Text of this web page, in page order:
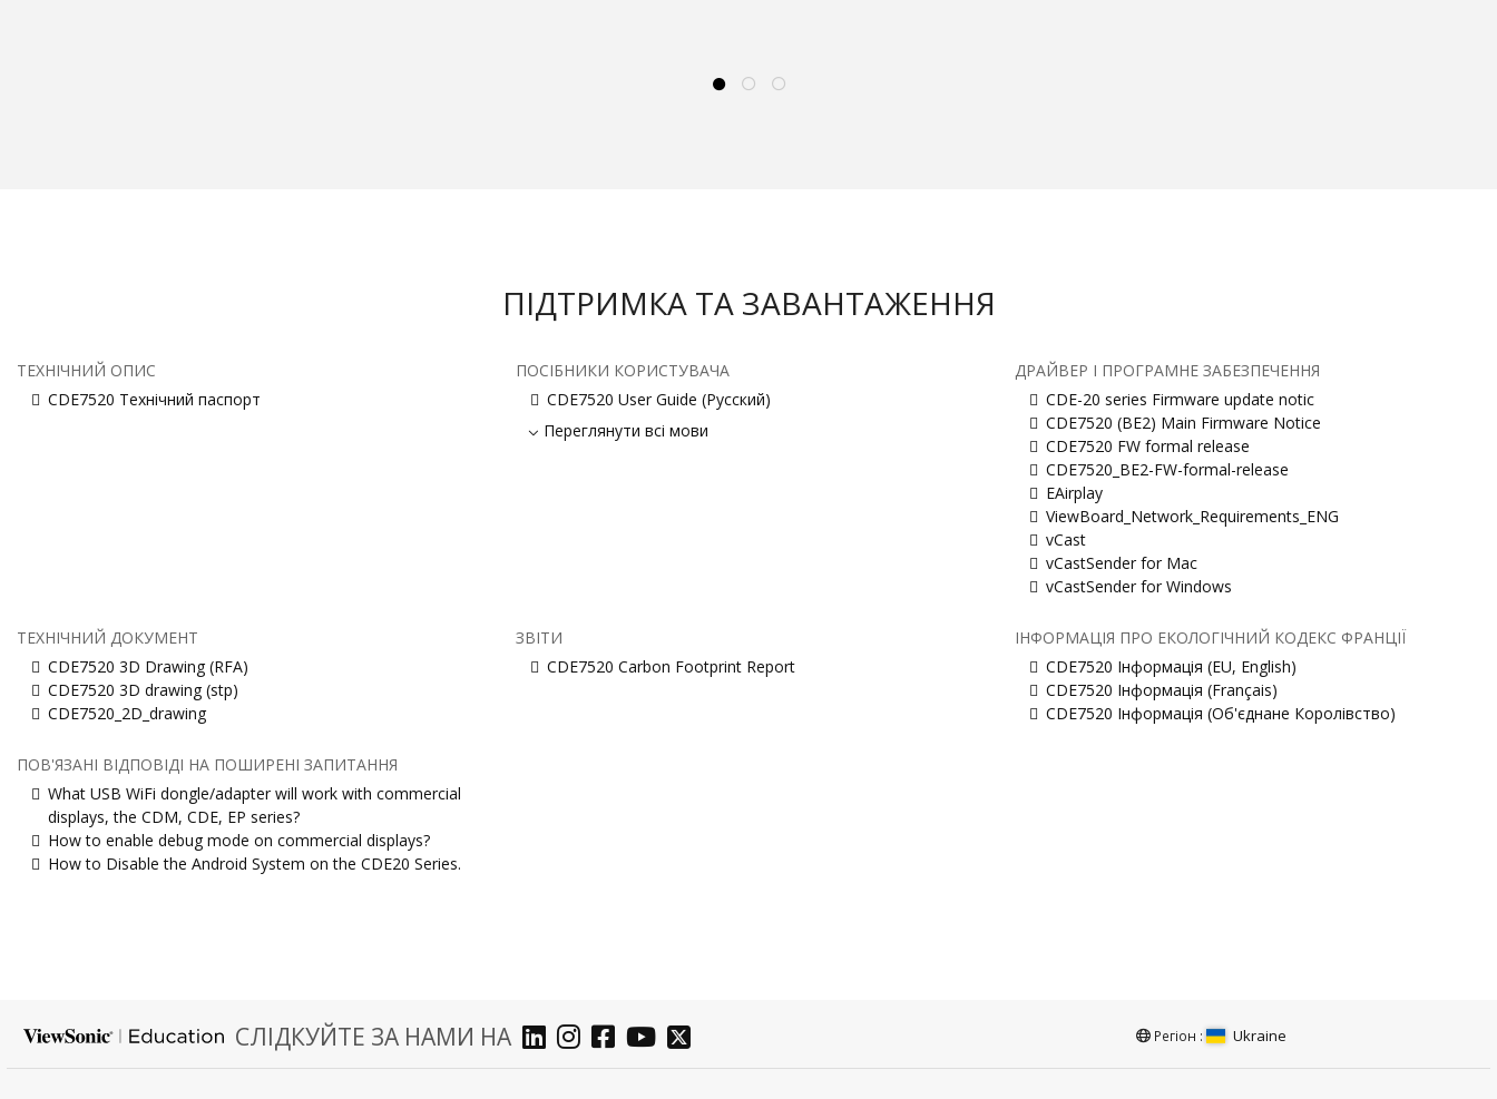
ПІДТРИМКА ТА ЗАВАНТАЖЕННЯ
ТЕХНІЧНИЙ ОПИС
CDE7520 Технічний паспорт
ПОСІБНИКИ КОРИСТУВАЧА
CDE7520 User Guide (Русский)
Переглянути всі мови
ДРАЙВЕР І ПРОГРАМНЕ ЗАБЕЗПЕЧЕННЯ
CDE-20 series Firmware update notic
CDE7520 (BE2) Main Firmware Notice
CDE7520 FW formal release
CDE7520_BE2-FW-formal-release
EAirplay
ViewBoard_Network_Requirements_ENG
vCast
vCastSender for Mac
vCastSender for Windows
ТЕХНІЧНИЙ ДОКУМЕНТ
CDE7520 3D Drawing (RFA)
CDE7520 3D drawing (stp)
CDE7520_2D_drawing
ЗВІТИ
CDE7520 Carbon Footprint Report
ІНФОРМАЦІЯ ПРО ЕКОЛОГІЧНИЙ КОДЕКС ФРАНЦІЇ
CDE7520 Інформація (EU, English)
CDE7520 Інформація (Français)
CDE7520 Інформація (Об'єднане Королівство)
ПОВ'ЯЗАНІ ВІДПОВІДІ НА ПОШИРЕНІ ЗАПИТАННЯ
What USB WiFi dongle/adapter will work with commercial
displays, the CDM, CDE, EP series?
How to enable debug mode on commercial displays?
How to Disable the Android System on the CDE20 Series.
СЛІДКУЙТЕ ЗА НАМИ НА Регіон : Ukraine